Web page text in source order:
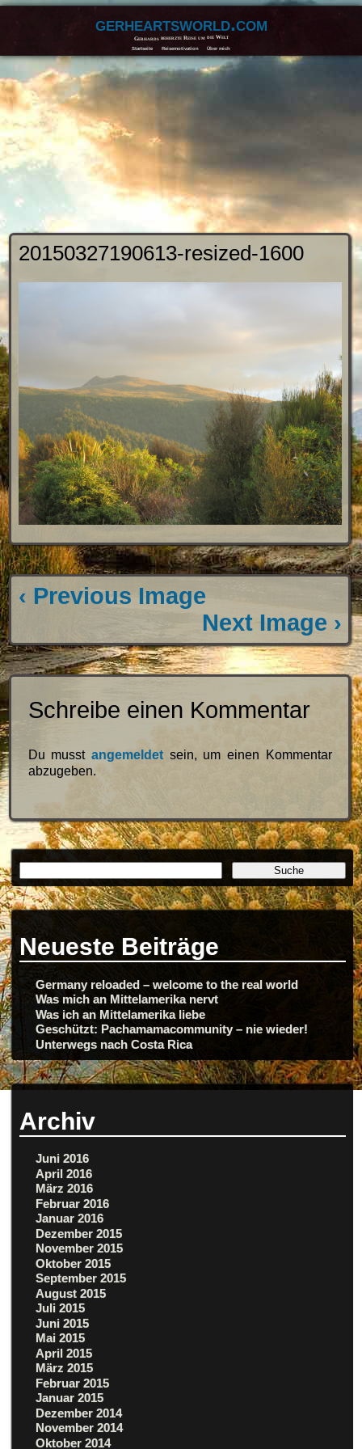
gerheartsworld.com
Gerhards beherzte Reise um die Welt
Startseite Reisemotivation Über mich
20150327190613-resized-1600
‹ Previous Image
Next Image ›
Schreibe einen Kommentar
Du musst angemeldetsein, um einen Kommentar
abzugeben.
Neueste Beiträge
Germany reloaded – welcome to the real world
Was mich an Mittelamerika nervt
Was ich an Mittelamerika liebe
Geschützt: Pachamamacommunity – nie wieder!
Unterwegs nach Costa Rica
Archiv
Juni 2016
April 2016
März 2016
Februar 2016
Januar 2016
Dezember 2015
November 2015
Oktober 2015
September 2015
August 2015
Juli 2015
Juni 2015
Mai 2015
April 2015
März 2015
Februar 2015
Januar 2015
Dezember 2014
November 2014
Oktober 2014